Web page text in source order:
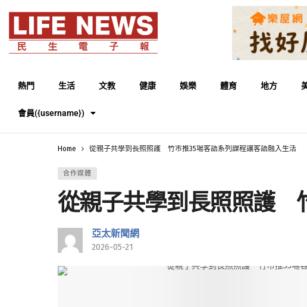
熱門 生活 文教 健康 娛樂 體育 地方
會員({username})
Home 從親子共學到長照照護 竹市推35場客語系列課程讓客語融入生活
合作媒體
從親子共學到長照照護
亞太新聞網
2026-05-21